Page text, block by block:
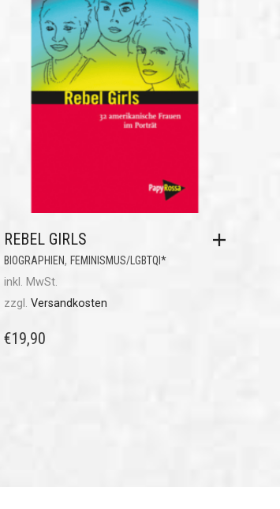
REBEL GIRLS
BIOGRAPHIEN, FEMINISMUS/LGBTQI*
inkl. MwSt.
zzgl. Versandkosten
€19,90